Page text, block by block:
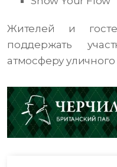
Жителей и
поддержать
атмосферу уличного